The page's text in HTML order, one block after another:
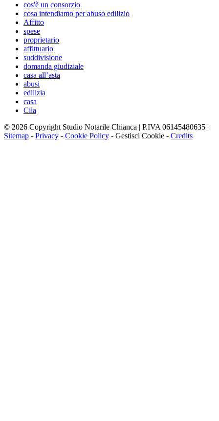
cos'è un consorzio
cosa intendiamo per abuso edilizio
Affitto
spese
proprietario
affittuario
suddivisione
domanda giudiziale
casa all’asta
abusi
edilizia
casa
Cila
© 2026 Copyright Studio Notarile Chianca | P.IVA 06145480635 |
Sitemap - Privacy - Cookie Policy - Gestisci Cookie - Credits